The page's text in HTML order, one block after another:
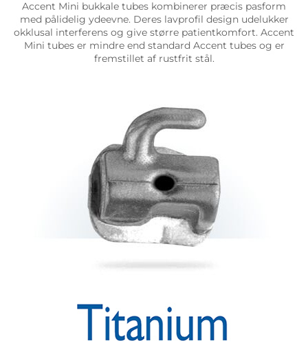
Accent Mini bukkale tubes kombinerer præcis pasform
med pålidelig ydeevne. Deres lavprofil design udelukker
okklusal interferens og give større patientkomfort. Accent
Mini tubes er mindre end standard Accent tubes og er
fremstillet af rustfrit stål.